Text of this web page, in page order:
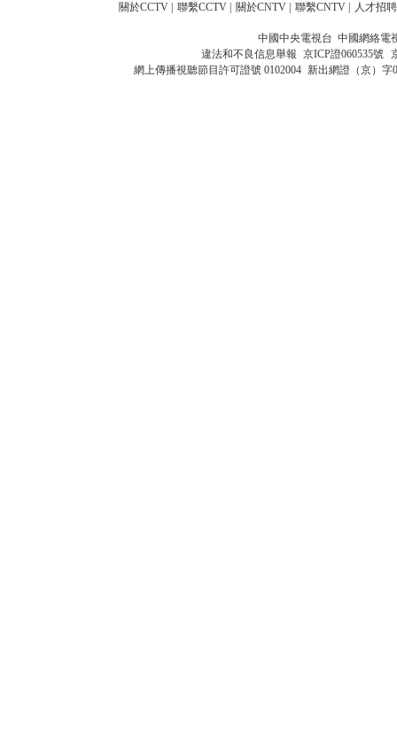
關於CCTV 聯繫CCTV 關於CNTV 聯繫CNTV 人才招聘
中國中央電視台 中國網絡電
違法和不良信息舉報 京ICP證060535號
網上傳播視聽節目許可證號 0102004 新出網證（京）